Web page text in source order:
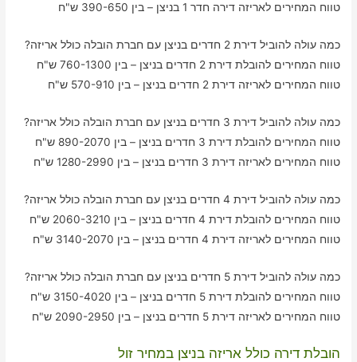
טווח המחירים לאריזה דירה חדר 1 בניצן – בין 390-650 ש"ח
כמה עולה להוביל דירת 2 חדרים בניצן עם חברת הובלה כולל אריזה?
טווח המחירים להובלת דירת 2 חדרים בניצן – בין 760-1300 ש"ח
טווח המחירים לאריזה דירת 2 חדרים בניצן – בין 570-910 ש"ח
כמה עולה להוביל דירת 3 חדרים בניצן עם חברת הובלה כולל אריזה?
טווח המחירים להובלת דירת 3 חדרים בניצן – בין 890-2070 ש"ח
טווח המחירים לאריזה דירת 3 חדרים בניצן – בין 1280-2990 ש"ח
כמה עולה להוביל דירת 4 חדרים בניצן עם חברת הובלה כולל אריזה?
טווח המחירים להובלת דירת 4 חדרים בניצן – בין 2060-3210 ש"ח
טווח המחירים לאריזה דירת 4 חדרים בניצן – בין 3140-2070 ש"ח
כמה עולה להוביל דירת 5 חדרים בניצן עם חברת הובלה כולל אריזה?
טווח המחירים להובלת דירת 5 חדרים בניצן – בין 3150-4020 ש"ח
טווח המחירים לאריזה דירת 5 חדרים בניצן – בין 2090-2950 ש"ח
הובלת דירה כולל אריזה בניצן במחיר זול